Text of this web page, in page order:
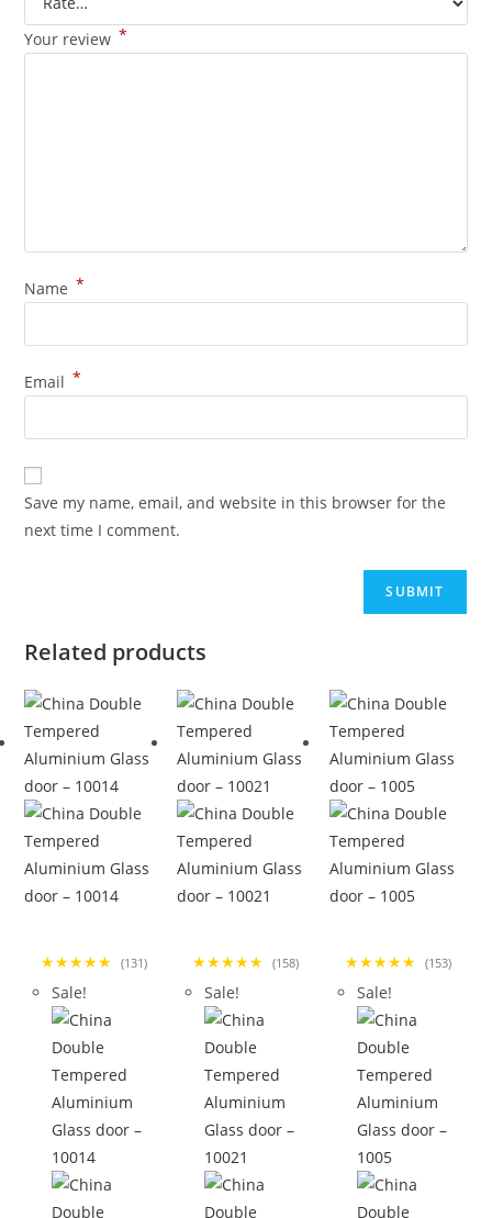
Your review *
Name *
Email *
Save my name, email, and website in this browser for the
next time I comment.
Related products
★★★★★ (131)
Sale!
★★★★★ (158)
Sale!
★★★★★ (153)
Sale!